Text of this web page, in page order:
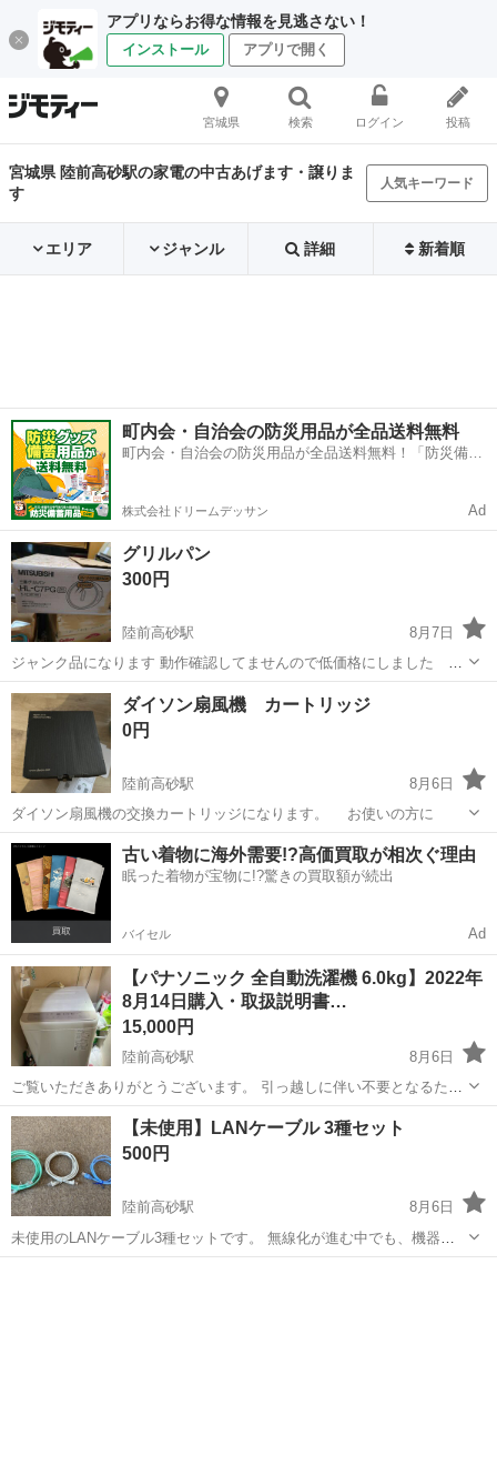
アプリならお得な情報を見逃さない！
インストール アプリで開く
宮城県 検索 ログイン 投稿
宮城県 陸前高砂駅の家電の中古あげます・譲りま
す
人気キーワード
エリア ジャンル 詳細 新着順
町内会・自治会の防災用品が全品送料無料
町内会・自治会の防災用品が全品送料無料！「防災備蓄
株式会社ドリームデッサン Ad
グリルパン
300円
陸前高砂駅
8月7日
ジャンク品になります 動作確認してませんので低価格にしました 実
家整理の断捨離品ですノークレーム・ノーリターンでお願いします
宮城 仙台市 陸前高砂駅 キッチン家電
ダイソン扇風機 カートリッジ
0円
陸前高砂駅
8月6日
ダイソン扇風機の交換カートリッジになります。 お使いの方に
宮城 仙台市 陸前高砂駅 季節、空調家電
古い着物に海外需要!?高価買取が相次ぐ理由
眠った着物が宝物に!?驚きの買取額が続出
バイセル Ad
【パナソニック 全自動洗濯機 6.0kg】2022年
8月14日購入・取扱説明書…
15,000円
陸前高砂駅
8月6日
ご覧いただきありがとうございます。 引っ越しに伴い不要となるた
め、お譲りいたします。 **パナソニック製 全自動洗濯機（6.0kg）**で
す。 2022年8月14日に新品で購入し、夫婦暮らしで大切に使用して...
宮城 仙台市 陸前高砂駅 生活家電
【未使用】LANケーブル 3種セット
500円
陸前高砂駅
8月6日
未使用のLANケーブル3種セットです。 無線化が進む中でも、機器同
士の安定接続や高速通信のためにまだまだ活躍するアイテムです。